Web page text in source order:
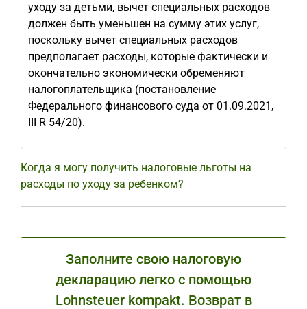
уходу за детьми, вычет специальных расходов
должен быть уменьшен на сумму этих услуг,
поскольку вычет специальных расходов
предполагает расходы, которые фактически и
окончательно экономически обременяют
налогоплательщика (постановление
Федерального финансового суда от 01.09.2021,
III R 54/20).
Когда я могу получить налоговые льготы на
расходы по уходу за ребенком?
Заполните свою налоговую
декларацию легко с помощью
Lohnsteuer kompakt. Возврат в